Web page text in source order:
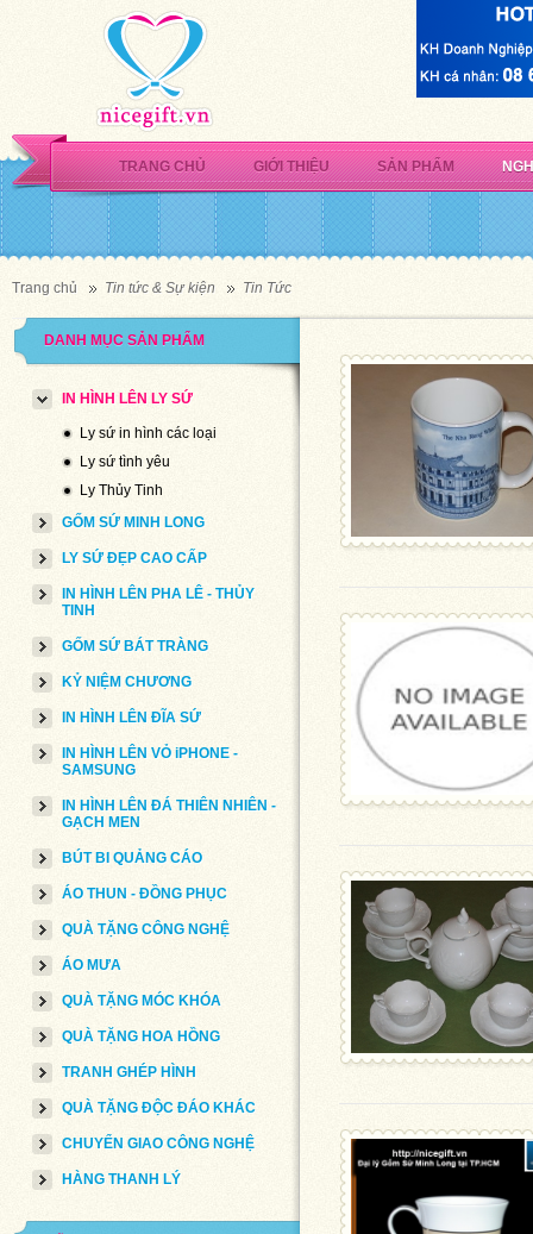
TRANG CHỦ GIỚI THIỆU SẢN PHẨM
Trang chủ Tin tức & Sự kiện Tin Tức
DANH MỤC SẢN PHẨM
IN HÌNH LÊN LY SỨ
Ly sứ in hình các loại
Ly sứ tình yêu
Ly Thủy Tinh
GỐM SỨ MINH LONG
LY SỨ ĐẸP CAO CẤP
IN HÌNH LÊN PHA LÊ - THỦY
TINH
GỐM SỨ BÁT TRÀNG
KỶ NIỆM CHƯƠNG
IN HÌNH LÊN ĐĨA SỨ
IN HÌNH LÊN VỎ iPHONE -
SAMSUNG
IN HÌNH LÊN ĐÁ THIÊN NHIÊN -
GẠCH MEN
BÚT BI QUẢNG CÁO
ÁO THUN - ĐỒNG PHỤC
QUÀ TẶNG CÔNG NGHỆ
ÁO MƯA
QUÀ TẶNG MÓC KHÓA
QUÀ TẶNG HOA HỒNG
TRANH GHÉP HÌNH
QUÀ TẶNG ĐỘC ĐÁO KHÁC
CHUYỂN GIAO CÔNG NGHỆ
HÀNG THANH LÝ